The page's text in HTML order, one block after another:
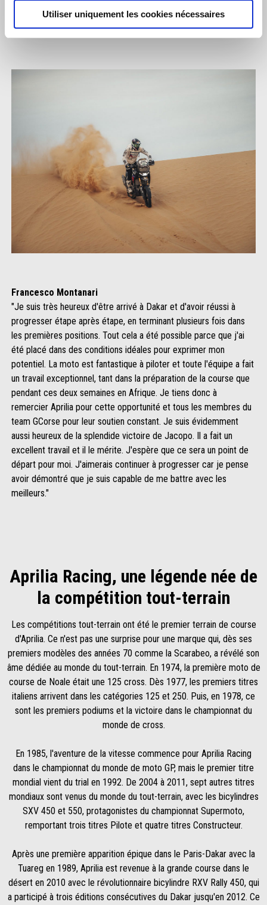
Utiliser uniquement les cookies nécessaires
nous pouvons profiter de la fête".
Francesco Montanari
"Je suis très heureux d'être arrivé à Dakar et d'avoir réussi à
progresser étape après étape, en terminant plusieurs fois dans
les premières positions. Tout cela a été possible parce que j'ai
été placé dans des conditions idéales pour exprimer mon
potentiel. La moto est fantastique à piloter et toute l'équipe a fait
un travail exceptionnel, tant dans la préparation de la course que
pendant ces deux semaines en Afrique. Je tiens donc à
remercier Aprilia pour cette opportunité et tous les membres du
team GCorse pour leur soutien constant. Je suis évidemment
aussi heureux de la splendide victoire de Jacopo. Il a fait un
excellent travail et il le mérite. J'espère que ce sera un point de
départ pour moi. J'aimerais continuer à progresser car je pense
avoir démontré que je suis capable de me battre avec les
meilleurs."
Aprilia Racing, une légende née de
la compétition tout-terrain
Les compétitions tout-terrain ont été le premier terrain de course
d'Aprilia. Ce n'est pas une surprise pour une marque qui, dès ses
premiers modèles des années 70 comme la Scarabeo, a révélé son
âme dédiée au monde du tout-terrain. En 1974, la première moto de
course de Noale était une 125 cross. Dès 1977, les premiers titres
italiens arrivent dans les catégories 125 et 250. Puis, en 1978, ce
sont les premiers podiums et la victoire dans le championnat du
monde de cross.
En 1985, l'aventure de la vitesse commence pour Aprilia Racing
dans le championnat du monde de moto GP, mais le premier titre
mondial vient du trial en 1992. De 2004 à 2011, sept autres titres
mondiaux sont venus du monde du tout-terrain, avec les bicylindres
SXV 450 et 550, protagonistes du championnat Supermoto,
remportant trois titres Pilote et quatre titres Constructeur.
Après une première apparition épique dans le Paris-Dakar avec la
Tuareg en 1989, Aprilia est revenue à la grande course dans le
désert en 2010 avec le révolutionnaire bicylindre RXV Rally 450, qui
a participé à trois éditions consécutives du Dakar jusqu'en 2012. Ce